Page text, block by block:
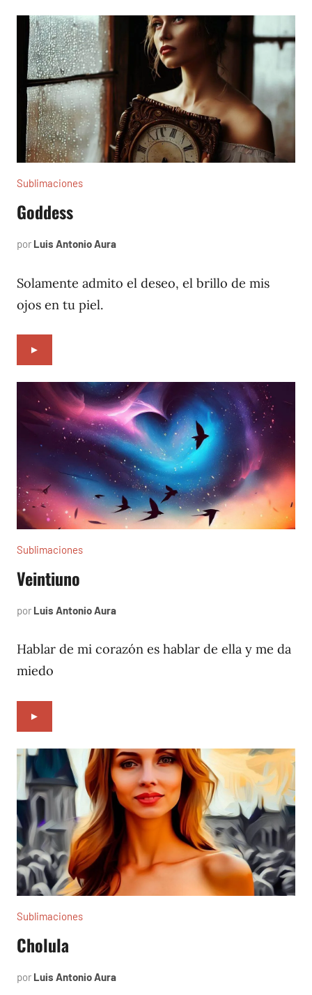
Sublimaciones
Goddess
por Luis Antonio Aura
2019
Solamente admito el deseo, el brillo de mis
ojos en tu piel.
►
Sublimaciones
Veintiuno
por Luis Antonio Aura
2018
Hablar de mi corazón es hablar de ella y me da
miedo
►
Sublimaciones
Cholula
por Luis Antonio Aura